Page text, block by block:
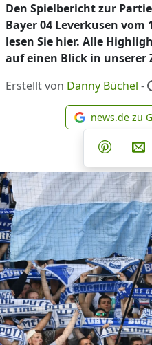
Den Spielbericht zur
Bayer 04 Leverkusen vom
lesen Sie hier. Alle
auf einen Blick in unserer
Erstellt von Danny Büchel -
news.de zu
Teilen